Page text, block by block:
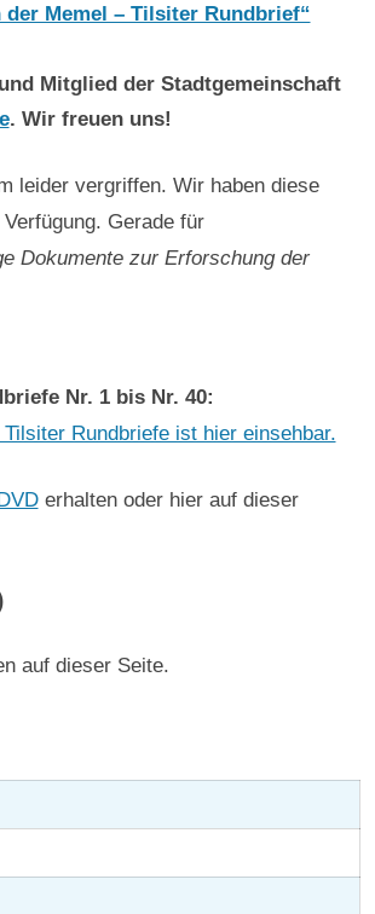
der Memel – Tilsiter Rundbrief“
Mitglied der Stadtgemeinschaft
. Wir freuen uns!
leider vergriffen. Wir haben diese
Gerade für
Dokumente zur Erforschung der
Nr. 1 bis Nr. 40:
Rundbriefe ist hier einsehbar.
erhalten oder hier auf dieser
auf dieser Seite.